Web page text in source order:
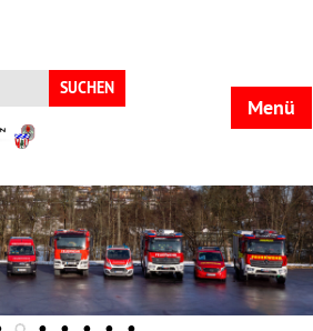
Suchen
nach:
Menü